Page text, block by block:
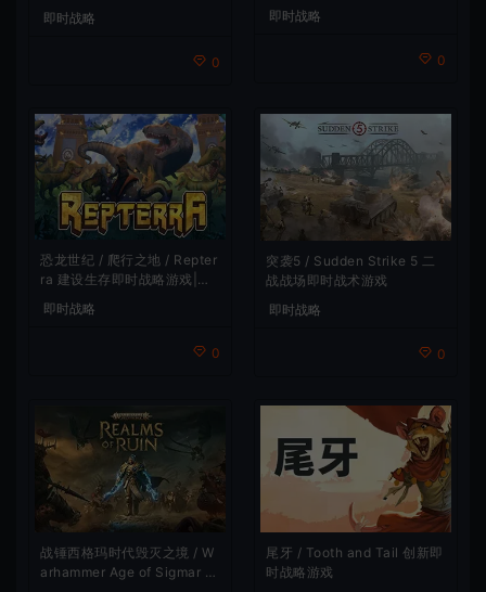
即时战略
0
即时战略
0
恐龙世纪 / 爬行之地 / Repter
ra 建设生存即时战略游戏|下
载
即时战略
0
突袭5 / Sudden Strike 5 二
战战场即时战术游戏
即时战略
0
战锤西格玛时代毁灭之境 / W
arhammer Age of Sigmar R
尾牙 / Tooth and Tail 创新即
时战略游戏